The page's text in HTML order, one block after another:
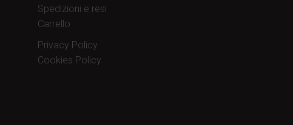
Spedizioni e resi
Carrello
Privacy Policy
Cookies Policy